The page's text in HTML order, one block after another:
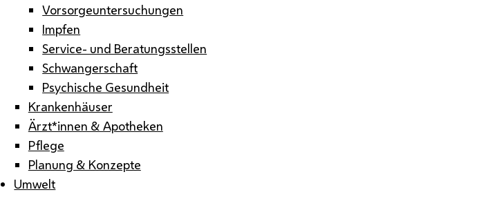
Vorsorgeuntersuchungen
Impfen
Service- und Beratungsstellen
Schwangerschaft
Psychische Gesundheit
Krankenhäuser
Ärzt*innen & Apotheken
Pflege
Planung & Konzepte
Umwelt